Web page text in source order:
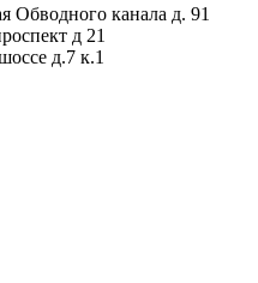
Обводного канала д. 91
д 21
д.7 к.1